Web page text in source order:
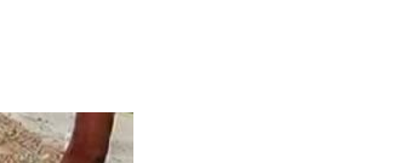
INTERVENTI IN CORSO